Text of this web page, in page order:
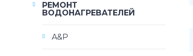
РЕМОНТ
ВОДОНАГРЕВАТЕЛЕЙ
A&P